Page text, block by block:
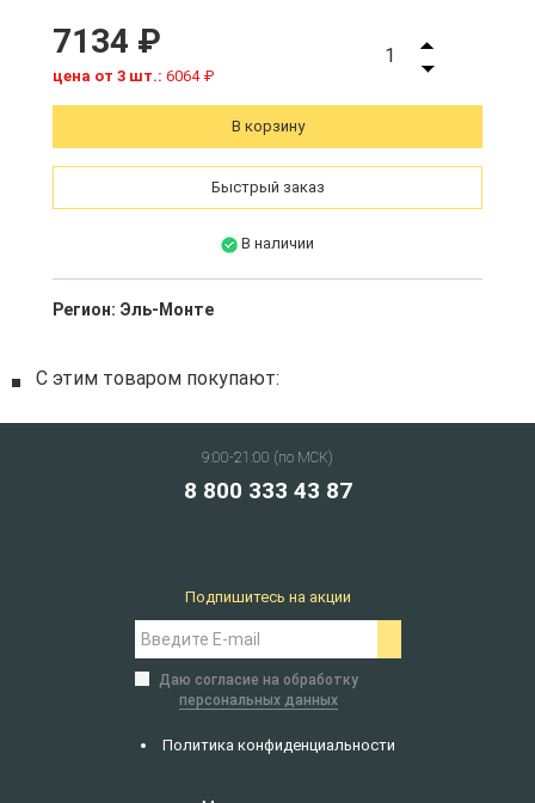
7134 ₽
цена от 3 шт.: 6064 ₽
1
В корзину
Быстрый заказ
В наличии
Регион: Эль-Монте
С этим товаром покупают:
9:00-21:00 (по МСК)
8 800 333 43 87
Политика конфиденциальности
Подпишитесь на акции
Даю согласие на обработку
персональных данных